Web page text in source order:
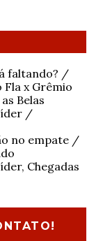
faltando? /
Fla x Grêmio
Belas
/
no empate /
Chegadas